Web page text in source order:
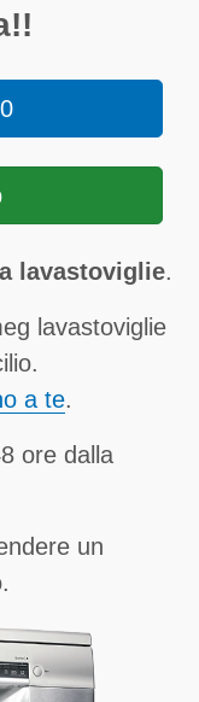
lavastoviglie.
lavastoviglie
a te.
ore dalla
un